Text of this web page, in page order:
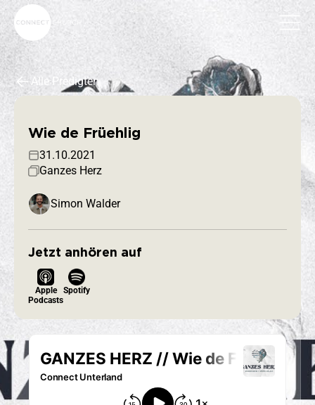
Alle Predigten
Wie de Früehlig
31.10.2021
Ganzes Herz
Simon Walder
Jetzt anhören auf
Apple
Podcasts
Spotify